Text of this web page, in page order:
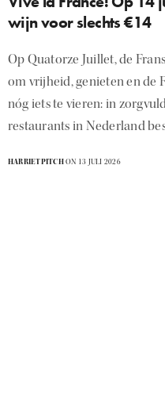
wijn voor slechts €14
Op Quatorze Juillet, de
om vrijheid, genieten en de
nóg iets te vieren: in
restaurants in Nederland
HARRIETPITCHON 13 JULI 2026